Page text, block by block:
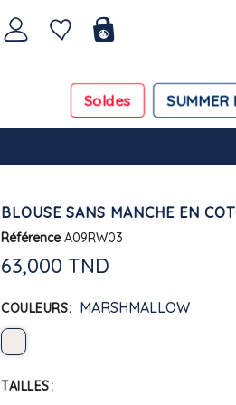
SUMMER
Soldes
BLOUSE SANS MANCHE EN
Référence A09RW03
63,000 TND
COULEURS MARSHMALLOW
TAILLES